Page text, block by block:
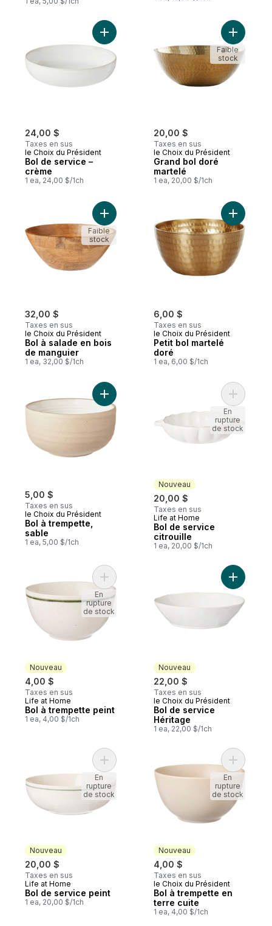
24,00 $
Taxes en sus
le Choix du Président
Bol de service –
crème
1 ea, 24,00 $/1ch
Ajouter Bol de service – crème au panier
20,00 $
Taxes en sus
le Choix du Président
Grand bol doré
martelé
1 ea, 20,00 $/1ch
Ajouter
Faible
stock
32,00 $
Taxes en sus
le Choix du Président
Bol à salade en bois
de manguier
1 ea, 32,00 $/1ch
Ajouter Bol à salade en bois de manguier
Faible
stock
6,00 $
Taxes en sus
le Choix du Président
Petit bol martelé
doré
1 ea, 6,00 $/1ch
Ajouter
5,00 $
Taxes en sus
le Choix du Président
Bol à trempette,
sable
1 ea, 5,00 $/1ch
Ajouter Bol à trempette, sable au panier
Nouveau
20,00 $
Taxes en sus
Nouveau
Life at Home
Bol de service
citrouille
1 ea, 20,00 $/1ch
Ajouter
En
rupture
de stock
Nouveau
4,00 $
Taxes en sus
Nouveau
Life at Home
Bol à trempette peint
1 ea, 4,00 $/1ch
Ajouter Bol à trempette peint au panier
En
rupture
de stock
Nouveau
22,00 $
Taxes en sus
Nouveau
le Choix du Président
Bol de service
Héritage
1 ea, 22,00 $/1ch
Ajouter
Nouveau
20,00 $
Taxes en sus
Nouveau
Life at Home
Bol de service peint
1 ea, 20,00 $/1ch
Ajouter Bol de service peint au panier
En
rupture
de stock
Nouveau
4,00 $
Taxes en sus
Nouveau
le Choix du Président
Bol à trempette en
terre cuite
1 ea, 4,00 $/1ch
Ajouter
En
rupture
de stock